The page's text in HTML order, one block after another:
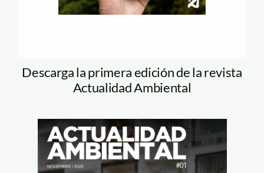
Descarga la primera edición de la revista
Actualidad Ambiental